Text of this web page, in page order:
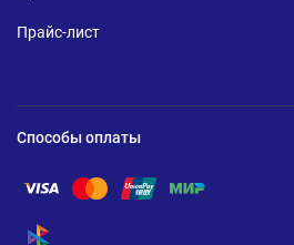
Прайс-лист
Способы оплаты
Помощь по оплате Visa
Помощь по оплате
Помощь по оплате
Помощь по